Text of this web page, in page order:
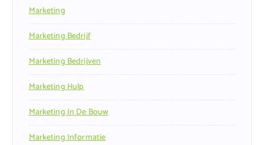
Marketing
Marketing Bedrijf
Marketing Bedrijven
Marketing Hulp
Marketing In De Bouw
Marketing Informatie